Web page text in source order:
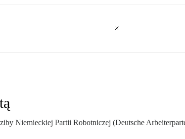
Niemieckiej Partii Robotniczej (Deutsche